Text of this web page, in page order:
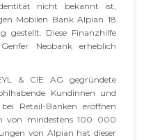
nicht bekannt ist,
Mobilen Bank Alpian 18
gestellt. Diese Finanzhilfe
Neobank erheblich
& CIE AG gegründete
Kundinnen und
Retail-Banken eröffnen
von mindestens 100 000
von Alpian hat dieser